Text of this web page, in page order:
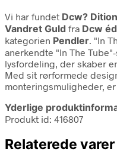
Vi har fundet Dcw?
Vandret Guld fra Dcw
kategorien Pendler. "In
anerkendte "In The
lysfordeling, der skaber
Med sit rørformede
monteringsmuligheder,
Yderlige
Produkt id: 416807
Relaterede varer